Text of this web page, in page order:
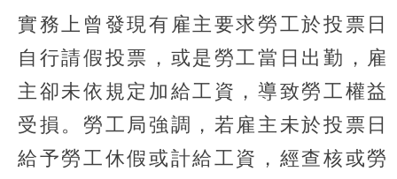
實務上曾發現有雇主要求勞工於投票日
自行請假投票，或是勞工當日出勤，雇
主卻未依規定加給工資，導致勞工權益
受損。勞工局強調，若雇主未於投票日
給予勞工休假或計給工資，經查核或勞